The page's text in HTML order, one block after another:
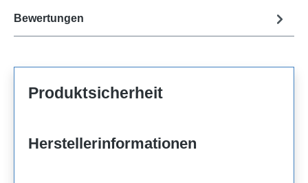
Bewertungen
Produktsicherheit
Herstellerinformationen